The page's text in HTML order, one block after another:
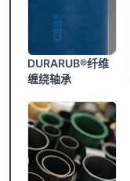
DURARUB®纤维
缠绕轴承